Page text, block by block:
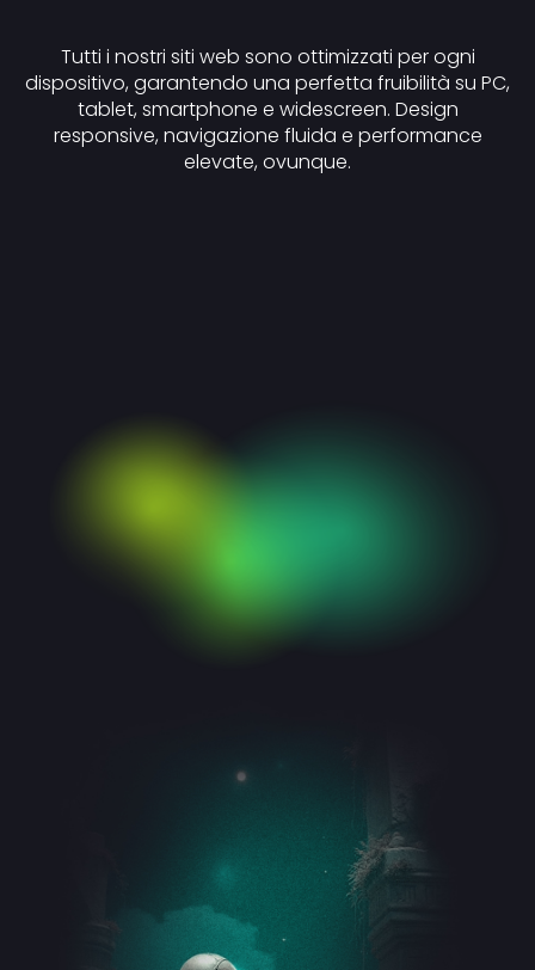
Tutti i nostri siti web sono ottimizzati per ogni
dispositivo, garantendo una perfetta fruibilità su PC,
tablet, smartphone e widescreen. Design
responsive, navigazione fluida e performance
elevate, ovunque.